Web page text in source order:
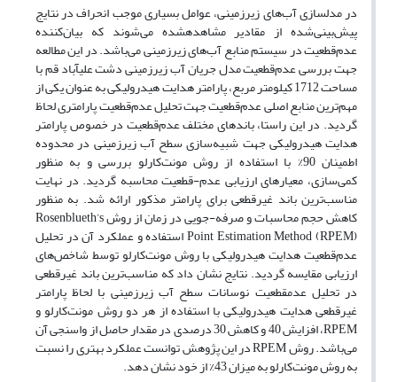
در مدلسازی آب‌های زیرزمینی، عوامل بسیاری موجب انحراف در نتایج
پیش‌بینی‌شده از مقادیر مشاهده‏شده می‌شوند که بیان‌کننده
عدم‌قطعیت در سیستم منابع آب‌های زیرزمینی می‌باشد. در این مطالعه
جهت بررسی عدم‌قطعیت مدل جریان آب زیرزمینی دشت علی‏آباد قم با
مساحت 1712 کیلومتر مربع، پارامتر هدایت هیدرولیکی به عنوان یکی از
مهم‌ترین منابع اصلی عدم‌قطعیت جهت ‌تحلیل عدم‌قطعیت پارامتری لحاظ
گردید. در این راستا، باندهای مختلف عدم‌قطعیت در خصوص پارامتر
هدایت هیدرولیکی جهت شبیه‌سازی سطح آب زیرزمینی در محدوده
اطمینان 90% با استفاده از روش مونت‌کارلو بررسی و به منظور
کمی‌سازی، معیارهای ارزیابی عدم-قطعیت محاسبه گردید. در نهایت
مناسب‌ترین باند غیرقطعی برای پارامتر مذکور ارائه شد. به منظور
کاهش حجم محاسبات و صرفه-جویی در زمان از روش Rosenblueth’s
Point Estimation Method (RPEM) استفاده و عملکرد آن در تحلیل
عدم‌قطعیت هدایت هیدرولیکی با روش مونت‌کارلو توسط شاخص‌های
ارزیابی مقایسه گردید. نتایج نشان داد که مناسب‌ترین باند غیرقطعی
در تحلیل عدم‏قطعیت نوسانات سطح آب زیرزمینی با لحاظ پارامتر
غیرقطعی هدایت هیدرولیکی با استفاده از هر دو روش مونت‌کارلو و
RPEM، افزایش 40 و کاهش 30 درصدی در مقدار حاصل از واسنجی آن
می‌باشد. روش RPEM در این پژوهش توانست عملکرد بهتری را نسبت
به روش مونت‌کارلو به میزان 43% از خود نشان دهد.